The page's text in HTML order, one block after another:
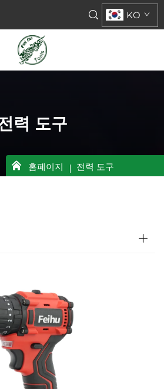
KO
력 도구
홈페이지 전력 도구